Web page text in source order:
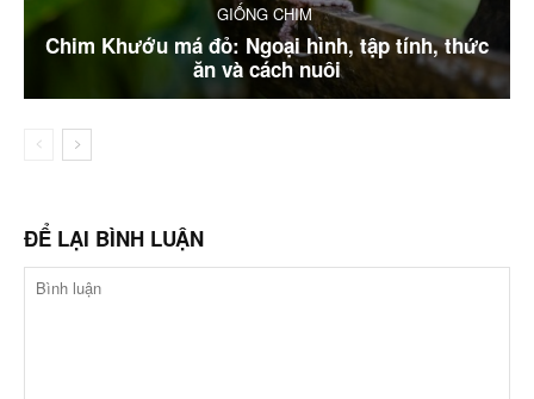
GIỐNG CHIM
Chim Khướu má đỏ: Ngoại hình, tập tính, thức
ăn và cách nuôi
ĐỂ LẠI BÌNH LUẬN